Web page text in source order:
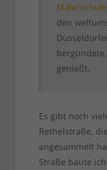
Malerschule
den
genießt.
Es gibt noch
Rethelstraße,
angesammelt
Straße baute